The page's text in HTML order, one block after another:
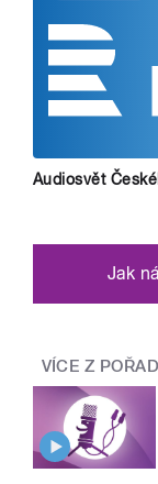
Audiosvět
Jak
VÍCE Z